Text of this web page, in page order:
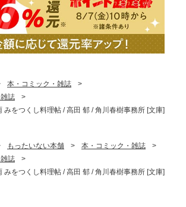
本・コミック・雑誌
>
誌
>
みをつくし料理帖 / 高田 郁 / 角川春樹事務所 [文庫]
もったいない本舗 > 本・コミック・雑誌
>
誌
>
みをつくし料理帖 / 高田 郁 / 角川春樹事務所 [文庫]